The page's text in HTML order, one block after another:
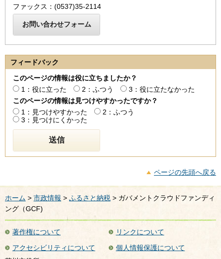
ファックス：(0537)35-2114
フィードバック
このページの情報は役に立ちましたか？
1：役に立った
2：ふつう
3：役に立たなかった
このページの情報は見つけやすかったですか？
1：見つけやすかった
2：ふつう
3：見つけにくかった
ページの先頭へ戻る
ホーム > 市政情報 > ふるさと納税 > ガバメントクラウドファンディ
ング（GCF)
著作権について
リンクについて
アクセシビリティについて
個人情報保護について